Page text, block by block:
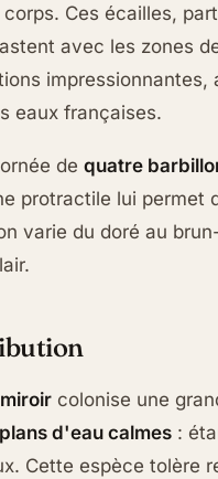
Ces écailles,
avec les zones
eaux françaises.
de quatre
protractile lui
varie du doré au
colonise une
plans d'eau calmes :
Cette espèce tolère